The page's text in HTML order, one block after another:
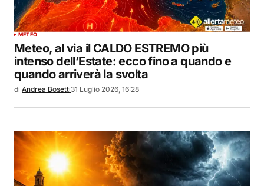
METEO
Meteo, al via il CALDO ESTREMO più
intenso dell’Estate: ecco fino a quando e
quando arriverà la svolta
di Andrea Bosetti31 Luglio 2026, 16:28